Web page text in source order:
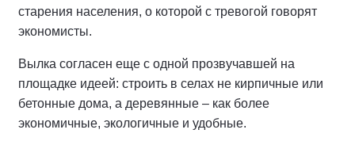
старения населения, о которой с тревогой говорят
экономисты.
Вылка согласен еще с одной прозвучавшей на
площадке идеей: строить в селах не кирпичные или
бетонные дома, а деревянные – как более
экономичные, экологичные и удобные.